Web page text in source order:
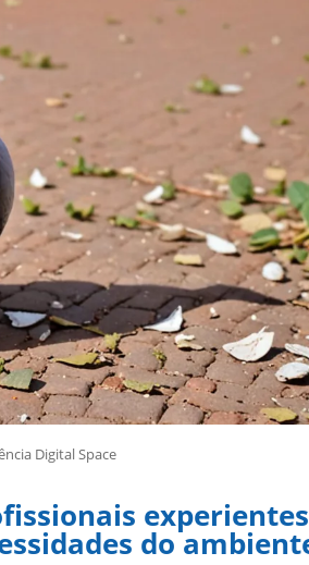
Digital Space
do